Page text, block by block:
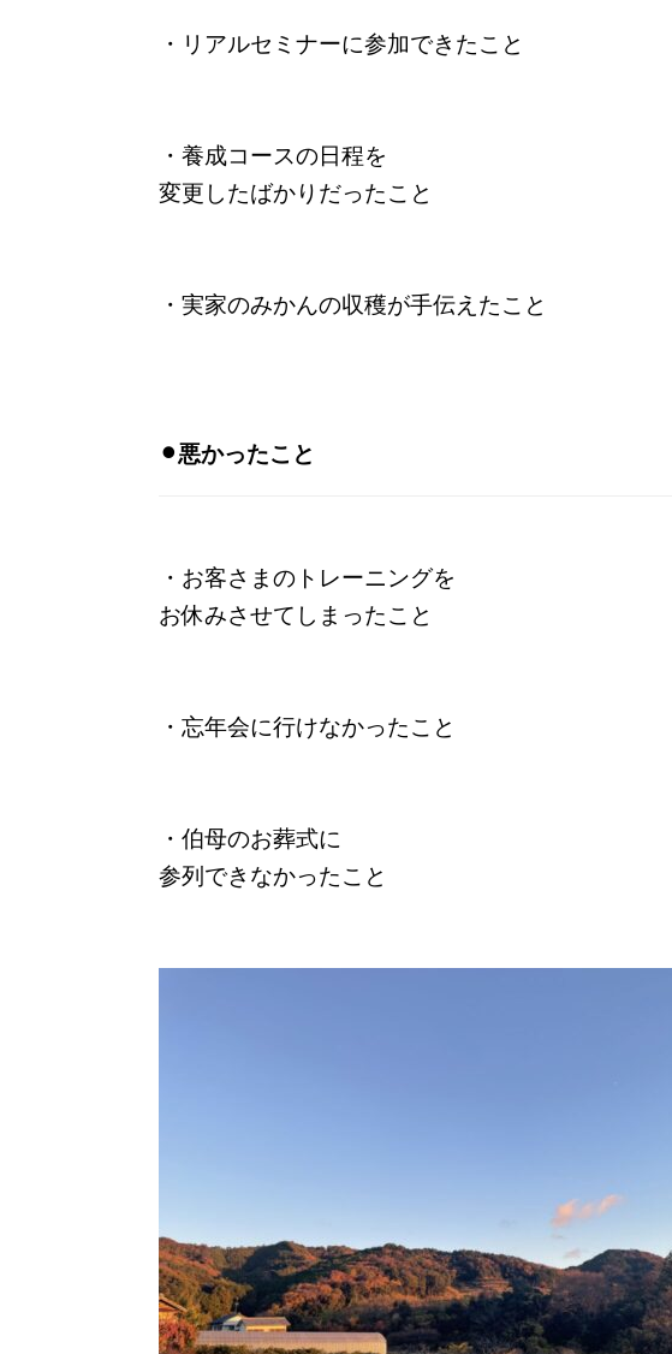
・リアルセミナーに参加できたこと
・養成コースの日程を
変更したばかりだったこと
・実家のみかんの収穫が手伝えたこと
⚫︎悪かったこと
・お客さまのトレーニングを
お休みさせてしまったこと
・忘年会に行けなかったこと
・伯母のお葬式に
参列できなかったこと